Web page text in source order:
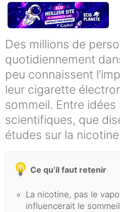
Des millions de
quotidiennement
peu connaissent
leur cigarette
sommeil. Entre
scientifiques, que
études sur la
Ce qu’il faut retenir
La nicotine, pas le
influencerait le